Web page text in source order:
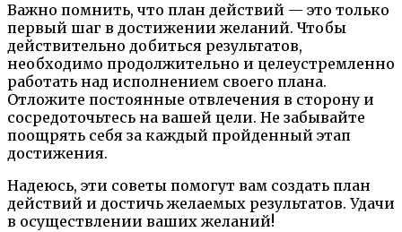
Важно помнить, что план действий — это только
первый шаг в достижении желаний. Чтобы
действительно добиться результатов,
необходимо продолжительно и целеустремленно
работать над исполнением своего плана.
Отложите постоянные отвлечения в сторону и
сосредоточьтесь на вашей цели. Не забывайте
поощрять себя за каждый пройденный этап
достижения.
Надеюсь, эти советы помогут вам создать план
действий и достичь желаемых результатов. Удачи
в осуществлении ваших желаний!